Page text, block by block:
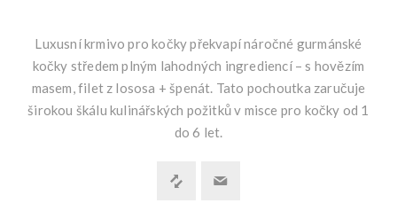
Luxusní krmivo pro kočky překvapí náročné gurmánské
kočky středem plným lahodných ingrediencí – s hovězím
masem, filet z lososa + špenát. Tato pochoutka zaručuje
širokou škálu kulinářských požitků v misce pro kočky od 1
do 6 let.